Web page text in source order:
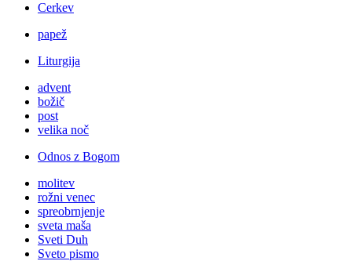
Cerkev
papež
Liturgija
advent
božič
post
velika noč
Odnos z Bogom
molitev
rožni venec
spreobrnjenje
sveta maša
Sveti Duh
Sveto pismo